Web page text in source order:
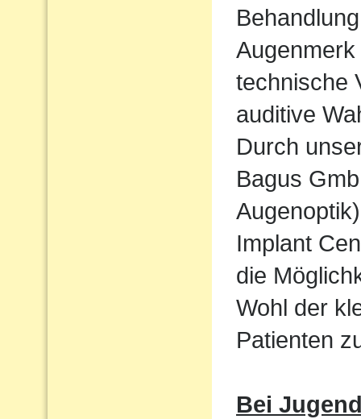
technische
auditive
Durch
Bagus
Implant
die
Wohl der
Patienten
Bei